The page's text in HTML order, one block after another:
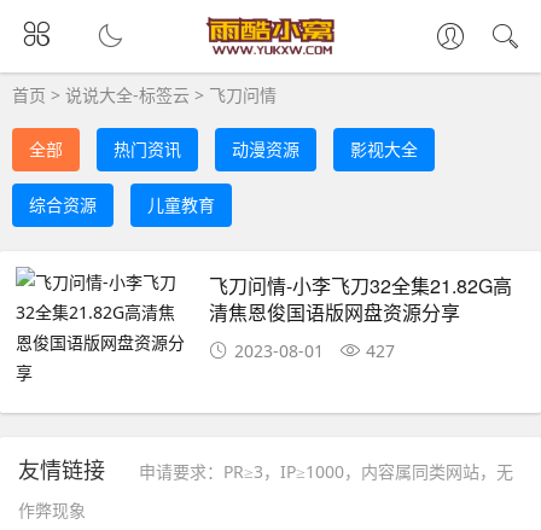
首页 > 说说大全-标签云 > 飞刀问情
全部 热门资讯 动漫资源 影视大全
综合资源 儿童教育
飞刀问情-小李飞刀32全集21.82G高
清焦恩俊国语版网盘资源分享
2023-08-01 427
友情链接
申请要求：PR≥3，IP≥1000，内容属同类网站，无
作弊现象